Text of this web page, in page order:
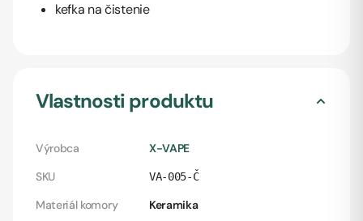
kefka na čistenie
Vlastnosti produktu
Výrobca
X-VAPE
SKU
VA-005-Č
Materiál komory
Keramika